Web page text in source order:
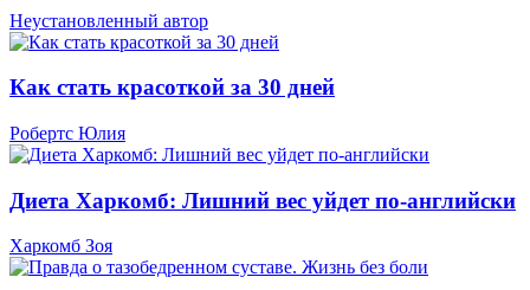
Неустановленный автор
Как стать красоткой за 30 дней
Робертс Юлия
Диета Харкомб: Лишний вес уйдет по-английски
Харкомб Зоя